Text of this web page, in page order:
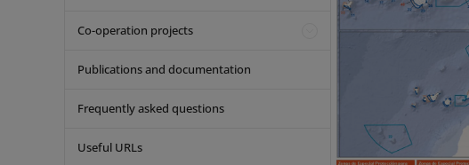
Co-operation projects
Publications and documentation
Frequently asked questions
Useful URLs